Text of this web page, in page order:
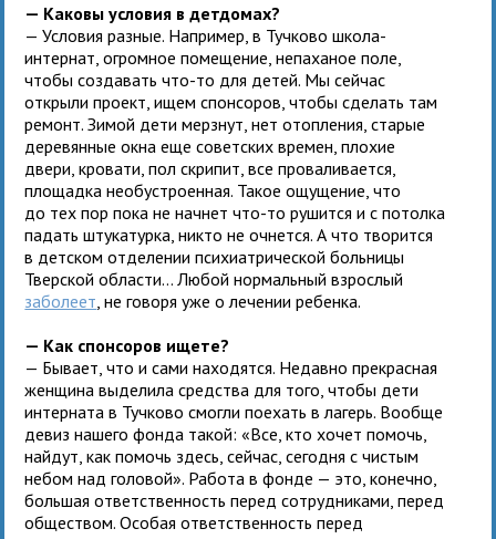
— Каковы условия в детдомах?
— Условия разные. Например, в Тучково школа-
интернат, огромное помещение, непаханое поле,
чтобы создавать что-то для детей. Мы сейчас
открыли проект, ищем спонсоров, чтобы сделать там
ремонт. Зимой дети мерзнут, нет отопления, старые
деревянные окна еще советских времен, плохие
двери, кровати, пол скрипит, все проваливается,
площадка необустроенная. Такое ощущение, что
до тех пор пока не начнет что-то рушится и с потолка
падать штукатурка, никто не очнется. А что творится
в детском отделении психиатрической больницы
Тверской области... Любой нормальный взрослый
заболеет , не говоря уже о лечении ребенка.
— Как спонсоров ищете?
— Бывает, что и сами находятся. Недавно прекрасная
женщина выделила средства для того, чтобы дети
интерната в Тучково смогли поехать в лагерь. Вообще
девиз нашего фонда такой: «Все, кто хочет помочь,
найдут, как помочь здесь, сейчас, сегодня с чистым
небом над головой». Работа в фонде — это, конечно,
большая ответственность перед сотрудниками, перед
обществом. Особая ответственность перед